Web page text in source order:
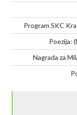
Program SKC
Poezija:
Nagrada za